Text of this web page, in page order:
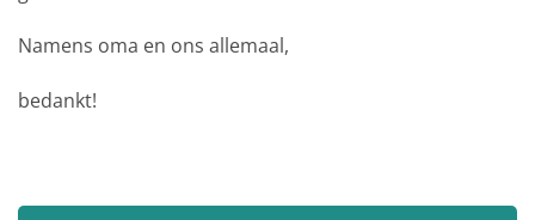
Namens oma en ons allemaal,
bedankt!